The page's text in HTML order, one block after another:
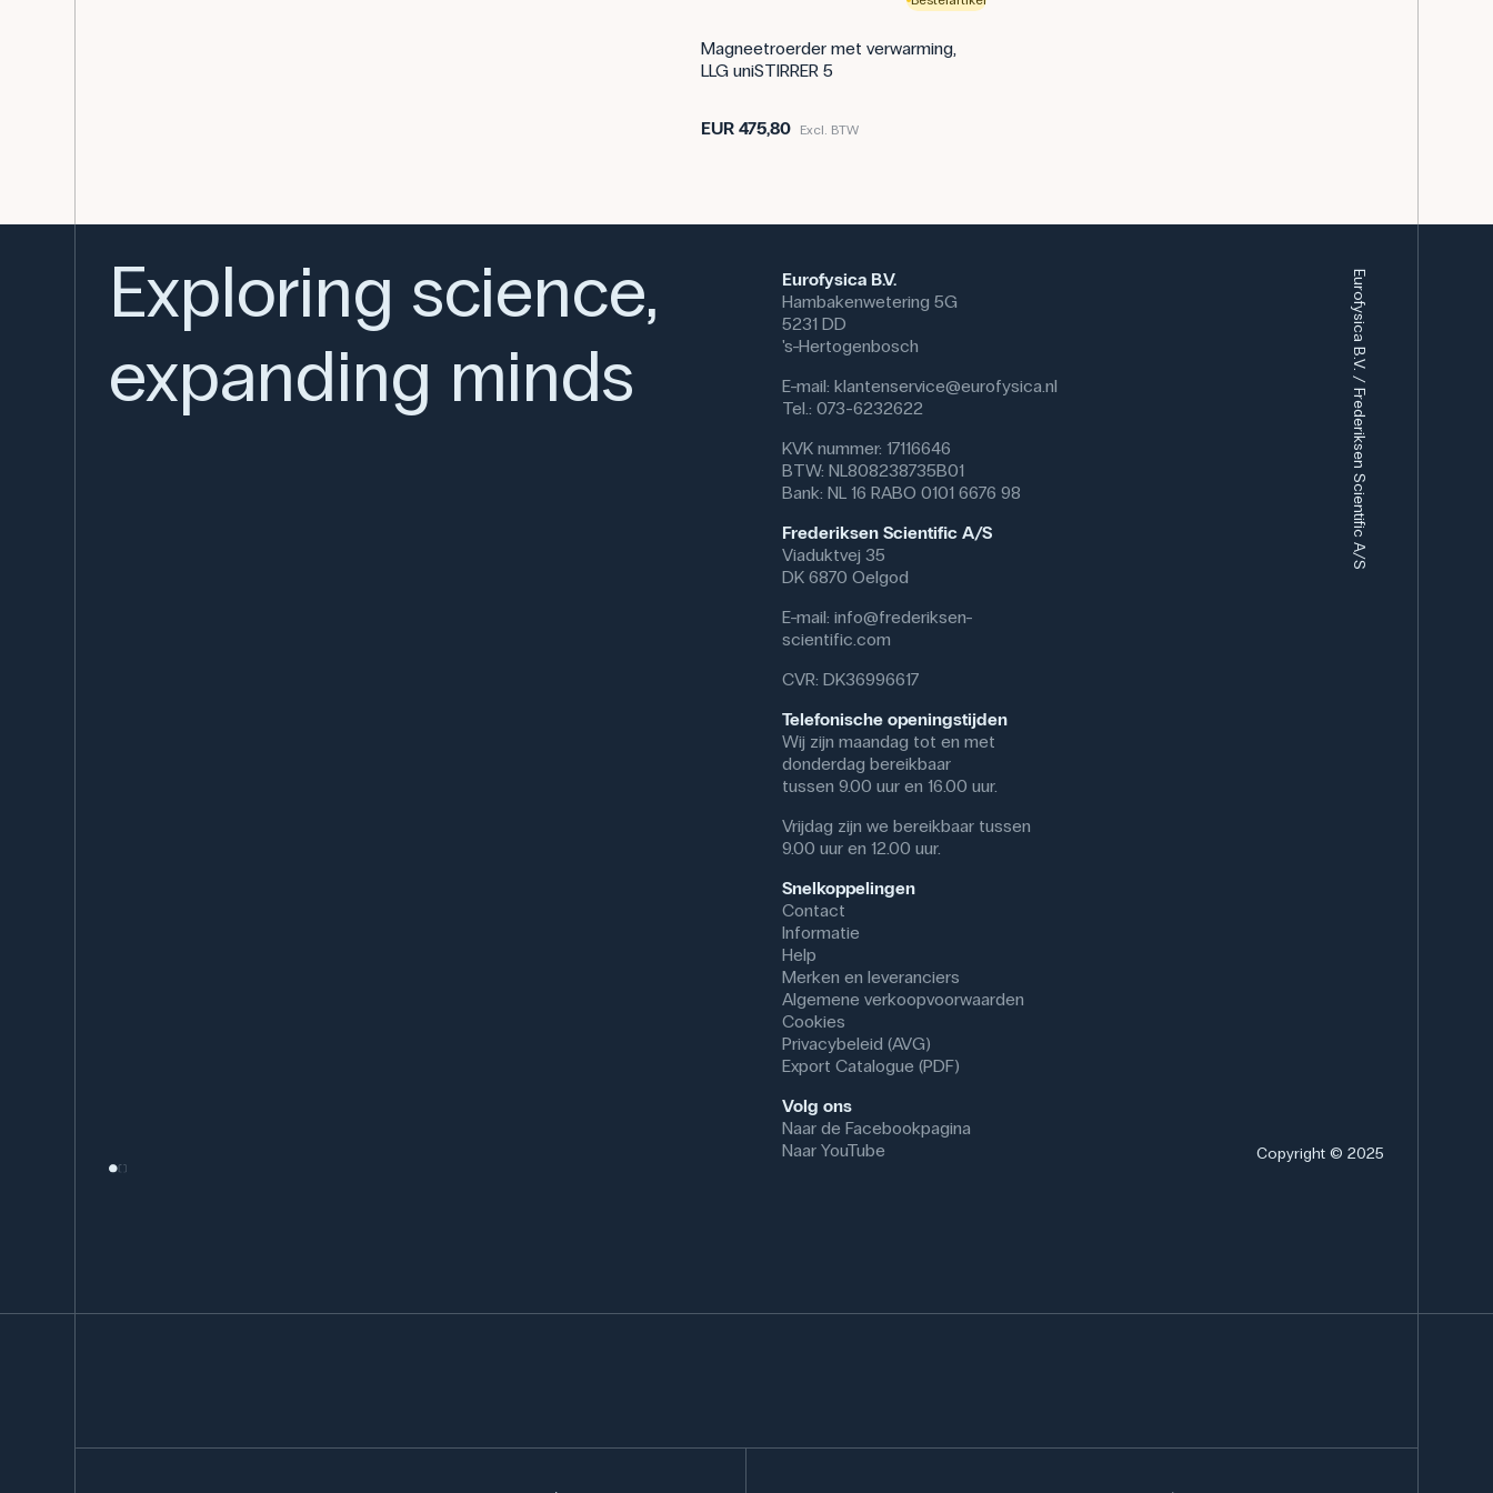
Magneetroerder met verwarming,
LLG uniSTIRRER 5
EUR 475,80 Excl. BTW
Exploring science,
expanding minds
Eurofysica B.V.
Hambakenwetering 5G
5231 DD
's-Hertogenbosch
E-mail: klantenservice@eurofysica.nl
Tel.: 073-6232622
KVK nummer: 17116646
BTW: NL808238735B01
Bank: NL 16 RABO 0101 6676 98
Frederiksen Scientific A/S
Viaduktvej 35
DK 6870 Oelgod
E-mail: info@frederiksen-
scientific.com
CVR: DK36996617
Telefonische openingstijden
Wij zijn maandag tot en met
donderdag bereikbaar
tussen 9.00 uur en 16.00 uur.
Vrijdag zijn we bereikbaar tussen
9.00 uur en 12.00 uur.
Snelkoppelingen
Contact
Informatie
Help
Merken en leveranciers
Algemene verkoopvoorwaarden
Cookies
Privacybeleid (AVG)
Export Catalogue (PDF)
Volg ons
Naar de Facebookpagina
Naar YouTube
Eurofysica B.V. / Frederiksen Scientific A/S
Copyright © 2025